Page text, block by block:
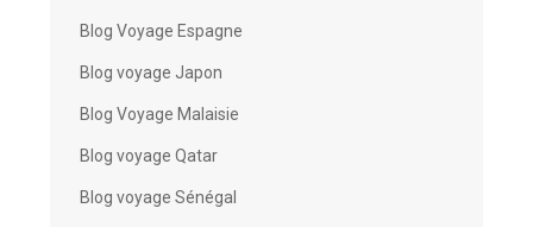
Blog Voyage Espagne
Blog voyage Japon
Blog Voyage Malaisie
Blog voyage Qatar
Blog voyage Sénégal